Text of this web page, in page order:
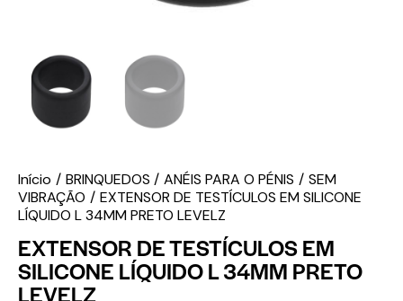
Início BRINQUEDOS ANÉIS PARA O PÉNIS
SEM
VIBRAÇÃO
EXTENSOR DE TESTÍCULOS EM SILICONE
LÍQUIDO L 34MM PRETO LEVELZ
EXTENSOR DE TESTÍCULOS EM
SILICONE LÍQUIDO L 34MM PRETO
LEVELZ